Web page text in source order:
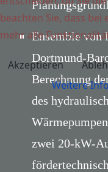
Ensemble von
Dortmund-
Berechnung
des
zwei 20-kW-
beachten Sie, dass
mehr alle
Akzeptieren
Weitere